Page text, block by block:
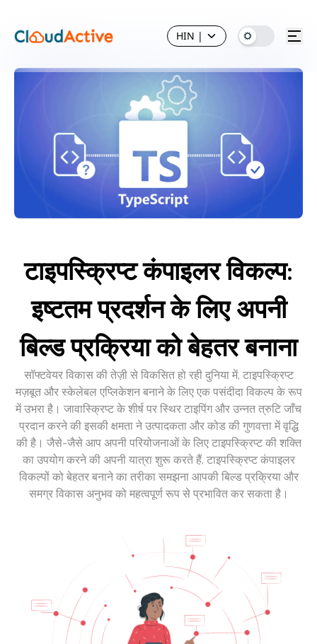
HIN |
टाइपस्क्रिप्ट कंपाइलर विकल्प:
इष्टतम प्रदर्शन के लिए अपनी
बिल्ड प्रक्रिया को बेहतर बनाना
सॉफ्टवेयर विकास की तेज़ी से विकसित हो रही दुनिया में, टाइपस्क्रिप्ट
मज़बूत और स्केलेबल एप्लिकेशन बनाने के लिए एक पसंदीदा विकल्प के रूप
में उभरा है। जावास्क्रिप्ट के शीर्ष पर स्थिर टाइपिंग और उन्नत त्रुटि जाँच
प्रदान करने की इसकी क्षमता ने उत्पादकता और कोड की गुणवत्ता में वृद्धि
की है। जैसे-जैसे आप अपनी परियोजनाओं के लिए टाइपस्क्रिप्ट की शक्ति
का उपयोग करने की अपनी यात्रा शुरू करते हैं, टाइपस्क्रिप्ट कंपाइलर
विकल्पों को बेहतर बनाने का तरीका समझना आपकी बिल्ड प्रक्रिया और
समग्र विकास अनुभव को महत्वपूर्ण रूप से प्रभावित कर सकता है।